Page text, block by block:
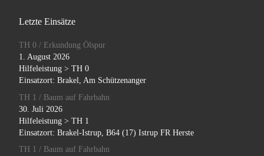
Letzte Einsätze
TH 0 / Erkundung Ölspur
1. August 2026
Hilfeleistung > TH 0
Einsatzort: Brakel, Am Schützenanger
TH 1 / Baum auf Fahrbahn
30. Juli 2026
Hilfeleistung > TH 1
Einsatzort: Brakel-Istrup, B64 (17) Istrup FR Herste
TH 1 / Baum auf Fahrbahn